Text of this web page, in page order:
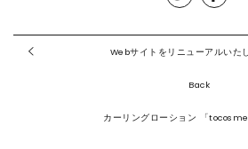
Webサイトをリニューアルいた
Back
カーリングローション 「tocosme